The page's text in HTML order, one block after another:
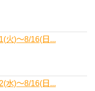
火)～8/16(日...
)～8/16(日...